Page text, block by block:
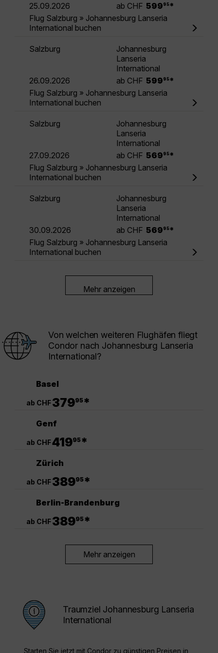
25.09.2026
ab CHF 599 95 *
Flug Salzburg » Johannesburg Lanseria
International buchen
Salzburg
Johannesburg
Lanseria
International
26.09.2026
ab CHF 599 95 *
Flug Salzburg » Johannesburg Lanseria
International buchen
Salzburg
Johannesburg
Lanseria
International
27.09.2026
ab CHF 569 95 *
Flug Salzburg » Johannesburg Lanseria
International buchen
Salzburg
Johannesburg
Lanseria
International
30.09.2026
ab CHF 569 95 *
Flug Salzburg » Johannesburg Lanseria
International buchen
Mehr anzeigen
Von welchen weiteren Flughäfen fliegt
Condor nach Johannesburg Lanseria
International?
Basel
ab CHF37995*
Genf
ab CHF41995*
Zürich
ab CHF38995*
Berlin-Brandenburg
ab CHF38995*
Mehr anzeigen
Traumziel Johannesburg Lanseria
International
Starten Sie jetzt mit Condor zu günstigen Preisen in